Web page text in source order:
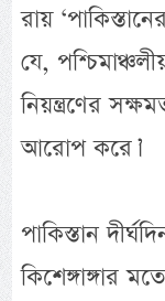
রায়
যে,
নিয়ন্ত্রণের
আরোপ করে।’
পাকিস্তান
কিশেঙ্গাঙ্গার